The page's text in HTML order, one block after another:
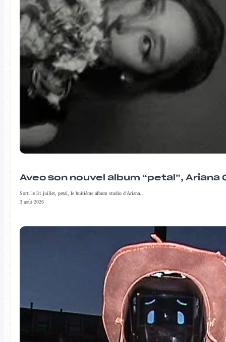
Avec son nouvel album “petal”,
Sorti le 31 juillet, petal, le huitième album studio d'Ariana…
3 août 2026